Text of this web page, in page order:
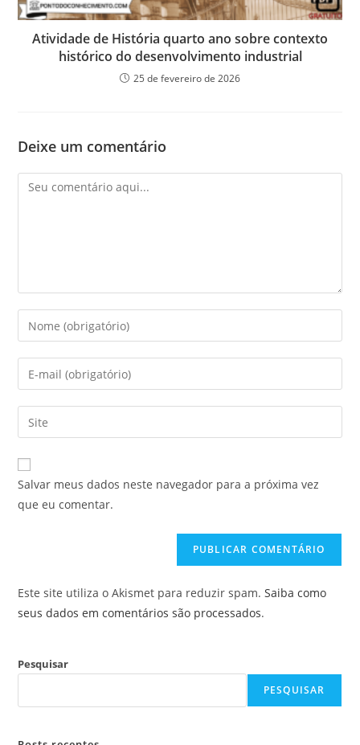
Atividade de História quarto ano sobre contexto
histórico do desenvolvimento industrial
25 de fevereiro de 2026
Deixe um comentário
Comentário
Digite
seu
nome
ou
de
usuário
para
comentar
Digite
seu
endereço
de
mail
para
comentar
Digite
o
URL
do
site
Salvar meus dados neste navegador para a próxima vez
que eu comentar.
Este site utiliza o Akismet para reduzir spam.Saiba como
seus dados em comentários são processados.
Pesquisar
PESQUISAR